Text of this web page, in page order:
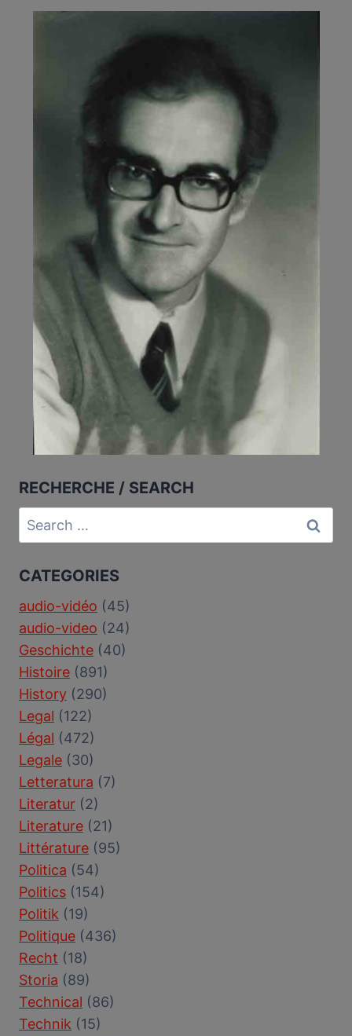
RECHERCHE / SEARCH
Search
for:
CATEGORIES
audio-vidéo (45)
audio-video (24)
Geschichte (40)
Histoire (891)
History (290)
Legal (122)
Légal (472)
Legale (30)
Letteratura (7)
Literatur (2)
Literature (21)
Littérature (95)
Politica (54)
Politics (154)
Politik (19)
Politique (436)
Recht (18)
Storia (89)
Technical (86)
Technik (15)